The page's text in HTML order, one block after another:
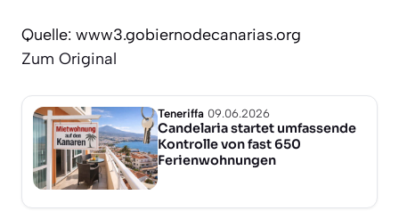
Quelle: www3.gobiernodecanarias.org
Zum Original
Teneriffa 09.06.2026
Candelaria startet umfassende
Kontrolle von fast 650
Ferienwohnungen